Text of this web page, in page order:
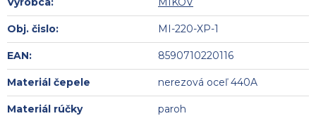
Obj. čislo: MI-220-XP-1
EAN: 8590710220116
Materiál čepele nerezová oceľ 440A
Materiál rúčky paroh